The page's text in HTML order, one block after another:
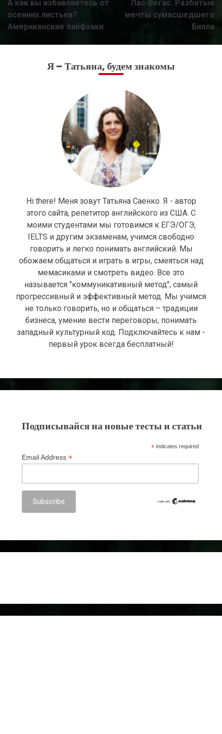
navigation
А как вы избавляетесь от
осенних листьев?
Американские лайфхаки.
Лас-Вегас. Разбитые
мечты сумасшедшего
Билла
Я – Татьяна, будем знакомы
Hi there! Меня зовут Татьяна Саенко. Я - автор
этого сайта, репетитор английского из США. С
моими студентами мы готовимся к ЕГЭ/ОГЭ,
IELTS и другим экзаменам, учимся свободно
говорить и легко понимать английский. Мы
обожаем общаться и играть в игры, смеяться над
мемасиками и смотреть видео. Все это
называется "коммуникативный метод", самый
прогрессивный и эффективный метод. Мы учимся
не только говорить, но и общаться – традиции
бизнеса, умение вести переговоры, понимать
западный культурный код. Подключайтесь к нам -
первый урок всегда бесплатный!
Подписывайся на новые тесты и статьи
* indicates required
Email Address *